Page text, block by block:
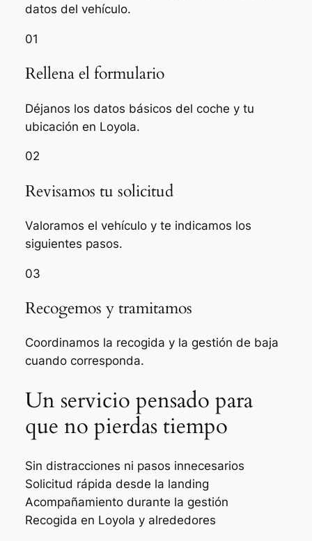
datos del vehículo.
01
Rellena el formulario
Déjanos los datos básicos del coche y tu
ubicación en Loyola.
02
Revisamos tu solicitud
Valoramos el vehículo y te indicamos los
siguientes pasos.
03
Recogemos y tramitamos
Coordinamos la recogida y la gestión de baja
cuando corresponda.
Un servicio pensado para
que no pierdas tiempo
Sin distracciones ni pasos innecesarios
Solicitud rápida desde la landing
Acompañamiento durante la gestión
Recogida en Loyola y alrededores